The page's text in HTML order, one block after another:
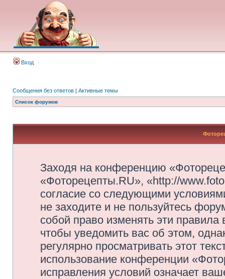
Вход
Сообщения без ответов | Активные темы
Список форумов
Заходя на конференцию
«Фоторецепты.RU», «http://
согласие со следующими
не заходите и не пользуйтесь
собой право изменять эти
чтобы уведомить вас об этом,
регулярно просматривать этот
использование конференции
исправления условий означает